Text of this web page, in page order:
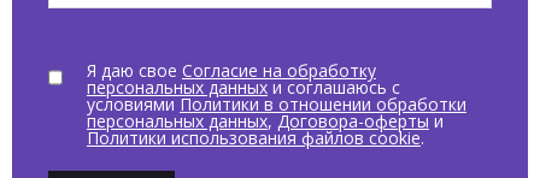
Я даю свое Согласие на обработку
персональных данныхи соглашаюсь с
условиямиПолитики в отношении обработки
персональных данных,Договора-офертыи
Политики использования файлов cookie.